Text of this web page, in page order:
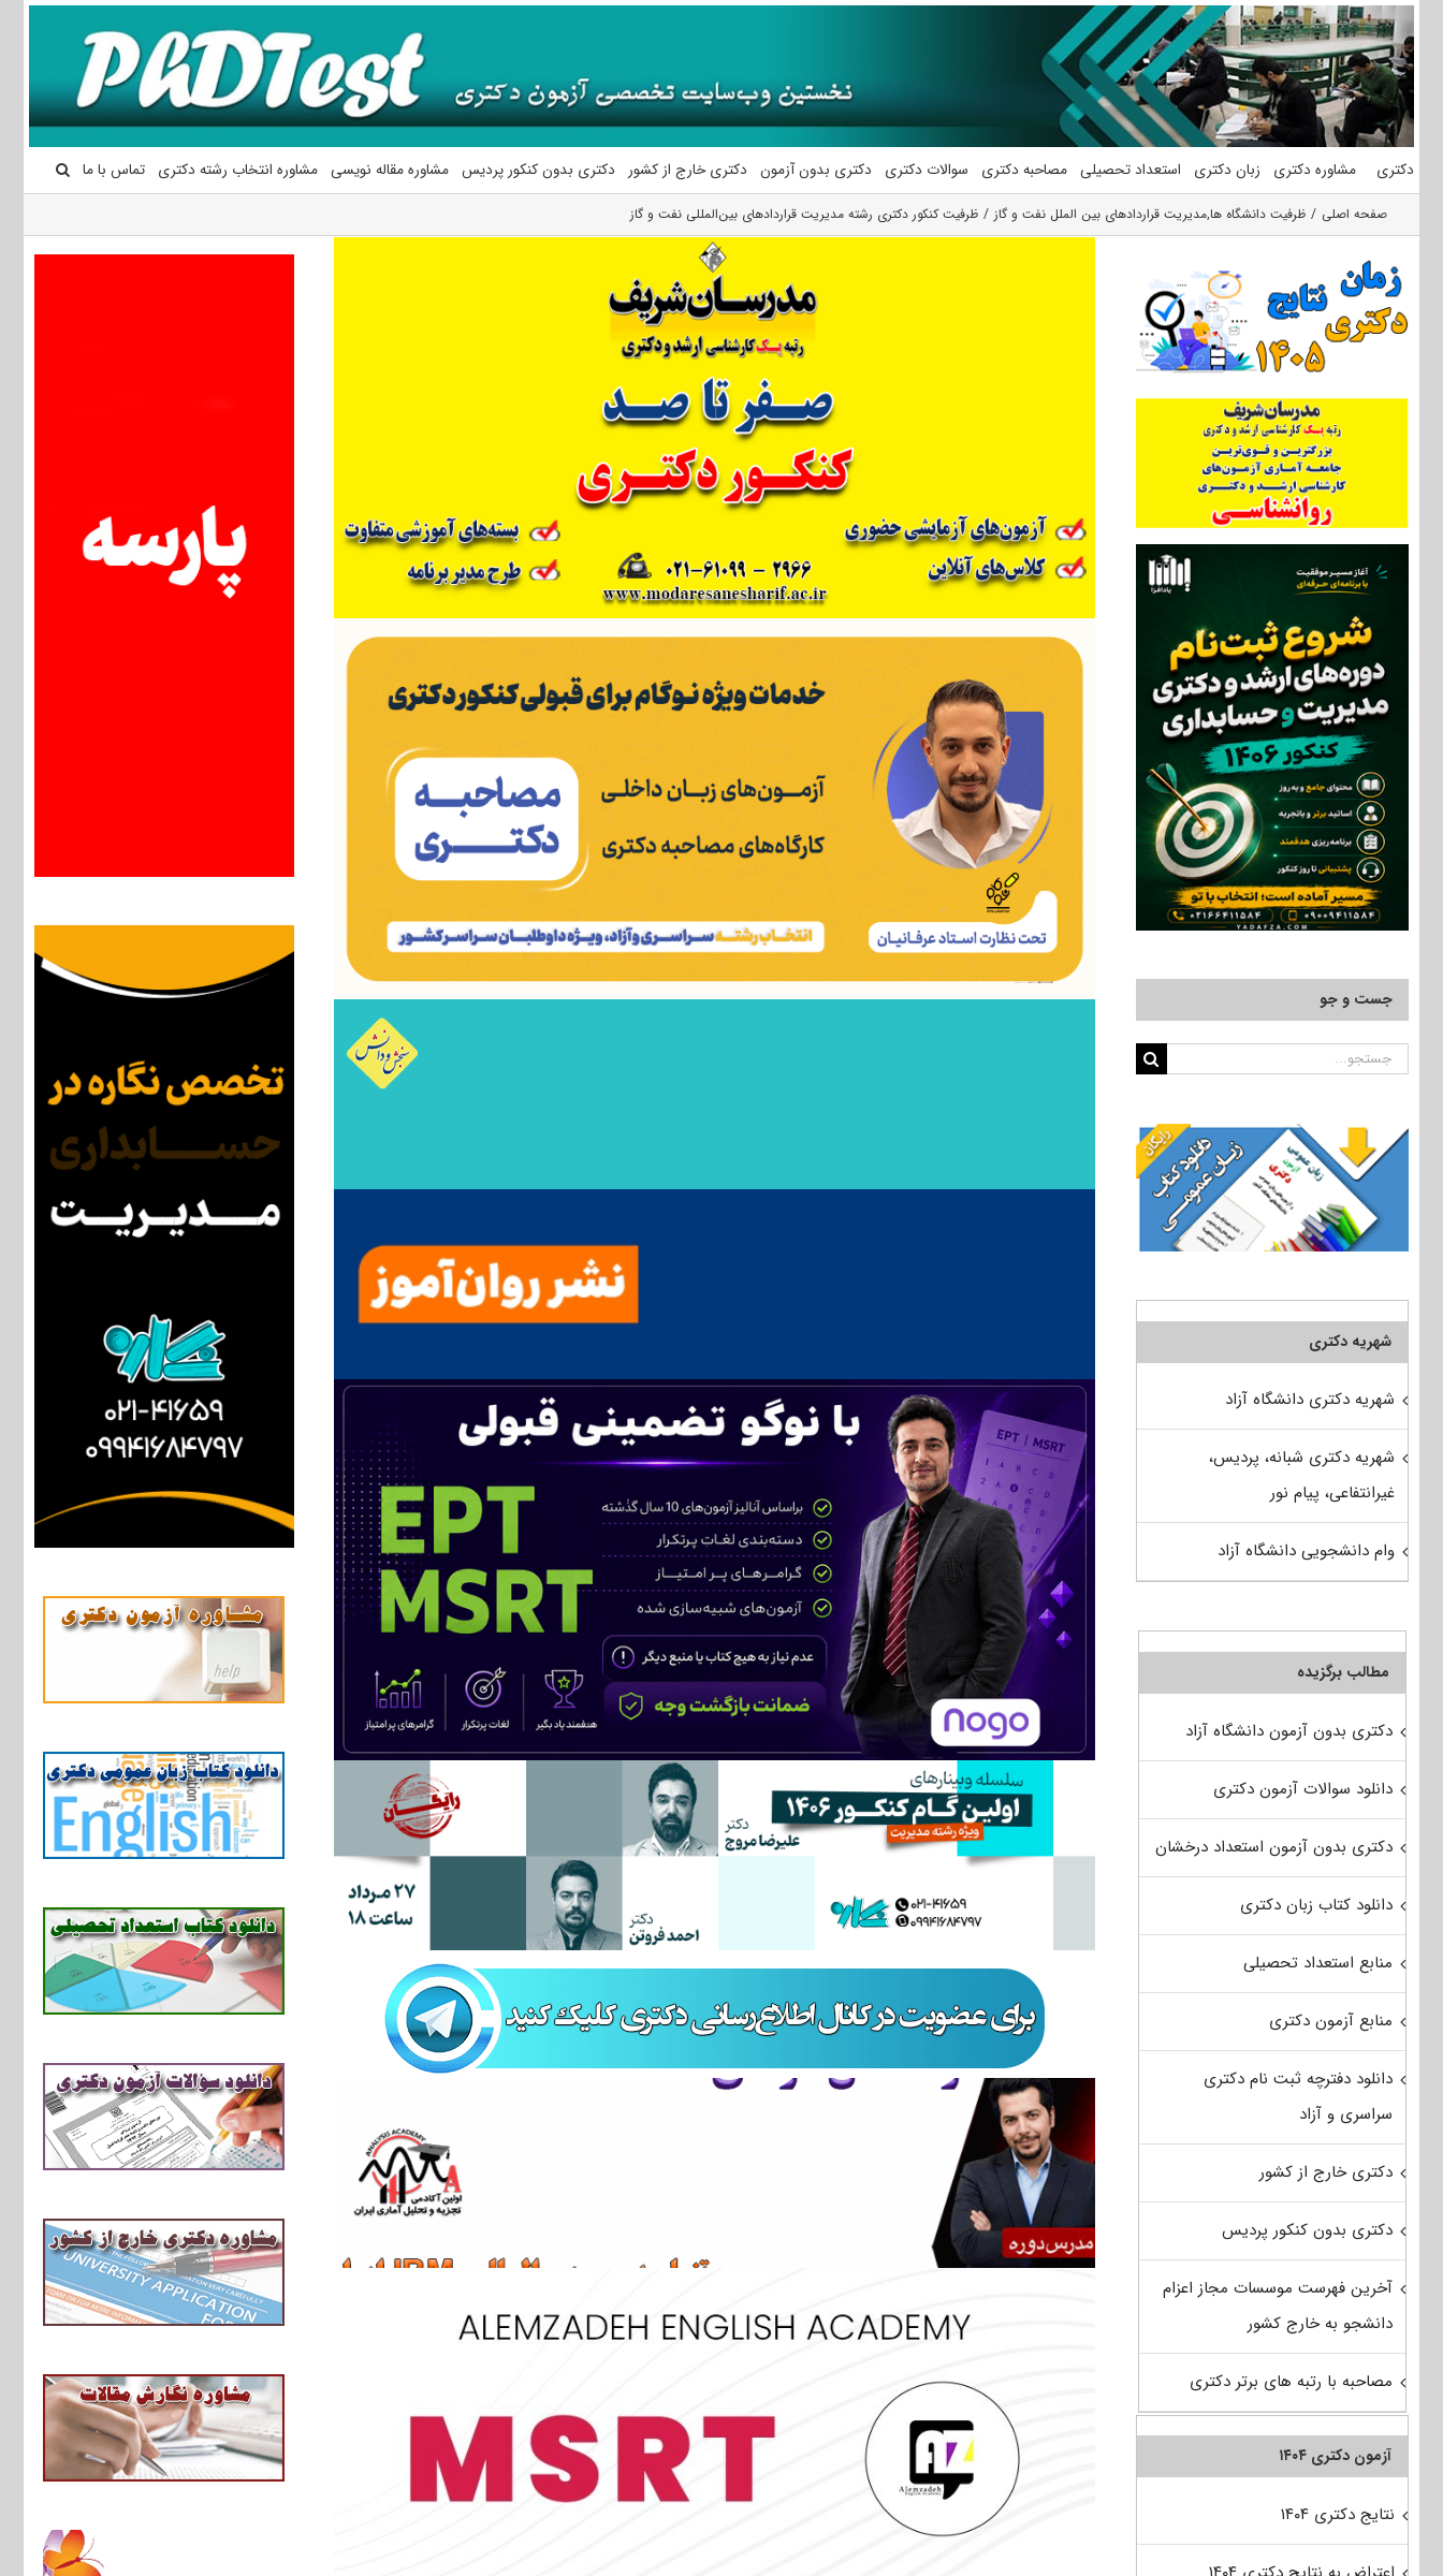
محتوا
دکتری مشاوره دکتری زبان دکتری استعداد تحصیلی مصاحبه دکتری سوالات دکتری دکتری بدون آزمون دکتری خارج از کشور دکتری بدون کنکور پردیس مشاوره مقاله نویسی مشاوره انتخاب رشته دکتری تماس با ما
صفحه اصلی ظرفیت دانشگاه ها,مدیریت قراردادهای بین الملل نفت و گاز ظرفیت کنکور دکتری رشته ﻣﺪﻳﺮﻳﺖ ﻗﺮاردادﻫﺎی ﺑﻴﻦالمللی ﻧﻔﺖ و ﮔﺎز
جست و جو
جستجو
شهریه دکتری
شهریه دکتری دانشگاه آزاد
شهریه دکتری شبانه، پردیس،
غیرانتفاعی، پیام نور
وام دانشجویی دانشگاه آزاد
مطالب برگزیده
دکتری بدون آزمون دانشگاه آزاد
دانلود سوالات آزمون دکتری
دکتری بدون آزمون استعداد درخشان
دانلود کتاب زبان دکتری
منابع استعداد تحصیلی
منابع آزمون دکتری
دانلود دفترچه ثبت نام دکتری
سراسری و آزاد
دکتری خارج از کشور
دکتری بدون کنکور پردیس
آخرین فهرست موسسات مجاز اعزام
دانشجو به خارج کشور
مصاحبه با رتبه های برتر دکتری
آزمون دکتری ۱۴۰۴
نتایج دکتری ۱۴۰۴